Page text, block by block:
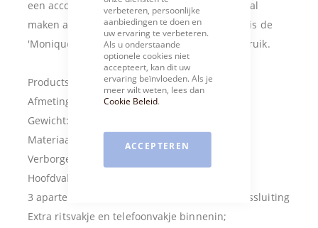
verbeteren, persoonlijke
aanbiedingen te doen en
uw ervaring te verbeteren.
Als u onderstaande
optionele cookies niet
accepteert, kan dit uw
ervaring beïnvloeden. Als je
meer wilt weten, lees dan
Cookie Beleid.
ACCEPTEREN
een accordeon kun je het tasje zo breed of smal
maken als je zelf wilt. Met haar casual design is de
'Monique' een perfect tasje voor dagelijks gebruik.
Productspecificaties
Afmetingen: 19,5 x 18 x 3 cm (hxbxd);
Gewicht: 370 gram;
Materiaal: 100% runderleer;
Verborgen voorvakje met ritssluiting;
Hoofdvak met ritssluiting:
3 aparte hoofdvakken, waarvan 1 met extra ritssluiting
Extra ritsvakje en telefoonvakje binnenin;